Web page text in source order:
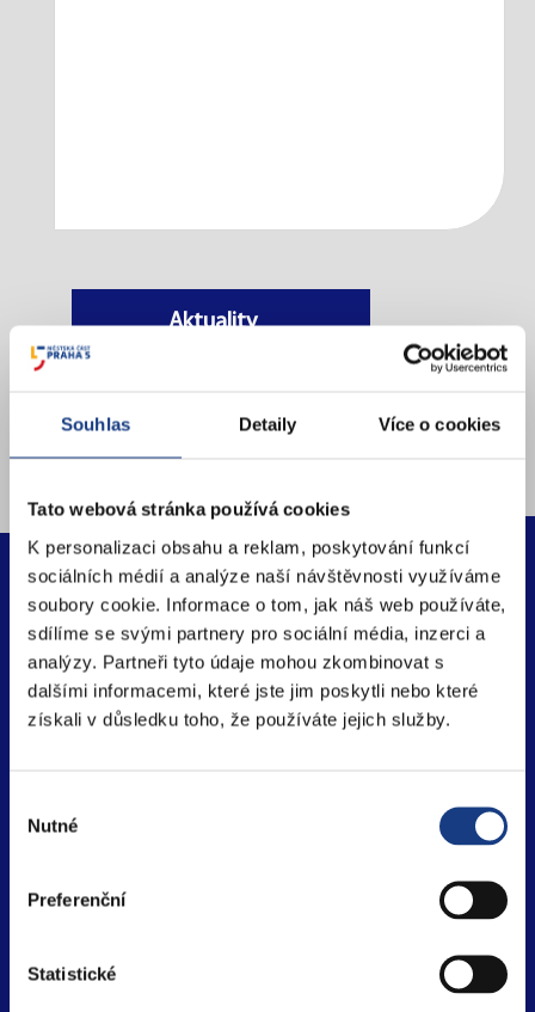
Souhlas Detaily Více o cookies
Tato webová stránka používá cookies
K personalizaci obsahu a reklam, poskytování funkcí
sociálních médií a analýze naší návštěvnosti využíváme
soubory cookie. Informace o tom, jak náš web používáte,
sdílíme se svými partnery pro sociální média, inzerci a
analýzy. Partneři tyto údaje mohou zkombinovat s
dalšími informacemi, které jste jim poskytli nebo které
získali v důsledku toho, že používáte jejich služby.
souhlasu
Nutné
Preferenční
Statistické
Aktuality
Tiskové zprávy
VYBÍRÁME Z ČASOPISU
PĚTKA